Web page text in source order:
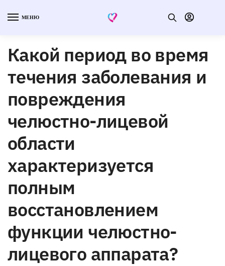
МЕНЮ
Какой период во время
течения заболевания и
повреждения
челюстно-лицевой
области
характеризуется
полным
восстановлением
функции челюстно-
лицевого аппарата?